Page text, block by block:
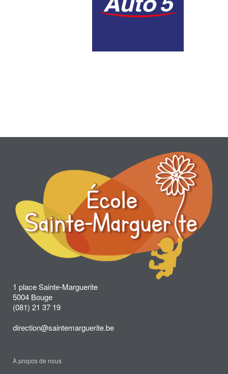
1 place Sainte-Marguerite
5004 Bouge
(081) 21 37 19
direction@saintemarguerite.be
À propos de nous